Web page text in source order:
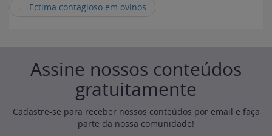
← Ectima contagioso em ovinos
Assine nossos conteúdos
gratuitamente
Cadastre-se para receber nossos conteúdos por email e faça
parte da nossa comunidade!